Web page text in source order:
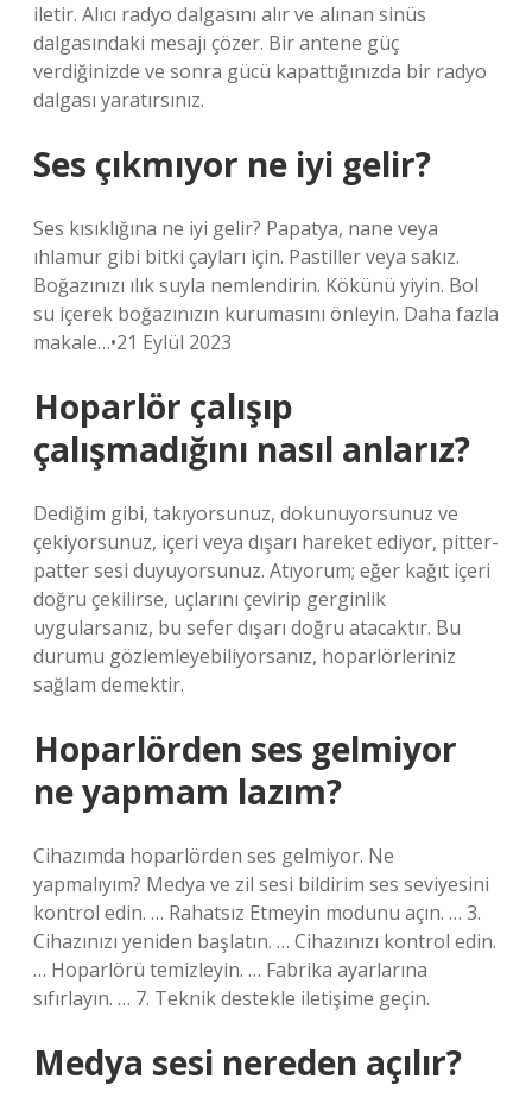
iletir. Alıcı radyo dalgasını alır ve alınan sinüs
dalgasındaki mesajı çözer. Bir antene güç
verdiğinizde ve sonra gücü kapattığınızda bir radyo
dalgası yaratırsınız.
Ses çıkmıyor ne iyi gelir?
Ses kısıklığına ne iyi gelir? Papatya, nane veya
ıhlamur gibi bitki çayları için. Pastiller veya sakız.
Boğazınızı ılık suyla nemlendirin. Kökünü yiyin. Bol
su içerek boğazınızın kurumasını önleyin. Daha fazla
makale…•21 Eylül 2023
Hoparlör çalışıp
çalışmadığını nasıl anlarız?
Dediğim gibi, takıyorsunuz, dokunuyorsunuz ve
çekiyorsunuz, içeri veya dışarı hareket ediyor, pitter-
patter sesi duyuyorsunuz. Atıyorum; eğer kağıt içeri
doğru çekilirse, uçlarını çevirip gerginlik
uygularsanız, bu sefer dışarı doğru atacaktır. Bu
durumu gözlemleyebiliyorsanız, hoparlörleriniz
sağlam demektir.
Hoparlörden ses gelmiyor
ne yapmam lazım?
Cihazımda hoparlörden ses gelmiyor. Ne
yapmalıyım? Medya ve zil sesi bildirim ses seviyesini
kontrol edin. … Rahatsız Etmeyin modunu açın. … 3.
Cihazınızı yeniden başlatın. … Cihazınızı kontrol edin.
… Hoparlörü temizleyin. … Fabrika ayarlarına
sıfırlayın. … 7. Teknik destekle iletişime geçin.
Medya sesi nereden açılır?